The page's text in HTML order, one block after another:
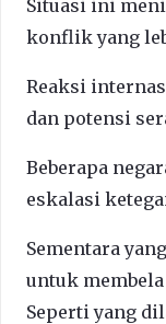
Situasi ini
konflik yang
Reaksi
dan potensi
Beberapa
eskalasi
Sementara
untuk
Seperti yang